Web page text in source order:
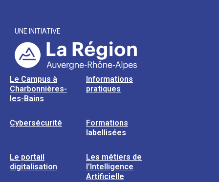
UNE INITIATIVE
Le Campus à
Charbonnières-
les-Bains
Informations
pratiques
Cybersécurité
Formations
labellisées
Le portail
digitalisation
Les métiers de
l’Intelligence
Artificielle